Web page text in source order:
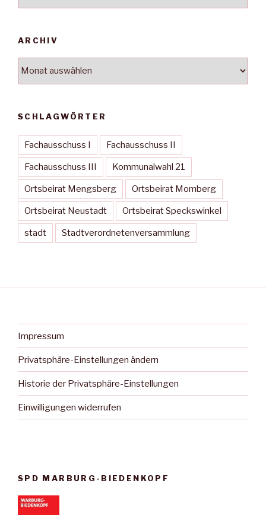
ARCHIV
SCHLAGWÖRTER
Fachausschuss I Fachausschuss II
Fachausschuss III Kommunalwahl 21
Ortsbeirat Mengsberg Ortsbeirat Momberg
Ortsbeirat Neustadt Ortsbeirat Speckswinkel
stadt Stadtverordnetenversammlung
Impressum
Privatsphäre-Einstellungen ändern
Historie der Privatsphäre-Einstellungen
Einwilligungen widerrufen
SPD MARBURG-BIEDENKOPF